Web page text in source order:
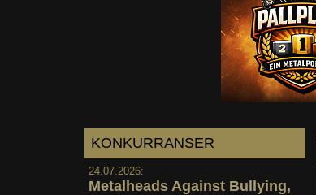
KONKURRANSER
24.07.2026:
Metalheads Against Bullying,